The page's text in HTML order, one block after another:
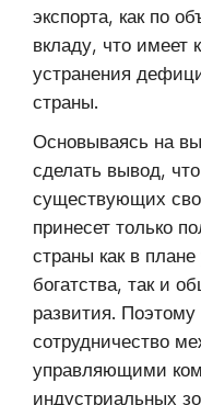
экспорта, как по
вкладу, что имеет
устранения
страны.
Основываясь на
сделать вывод,
существующих
принесет только
страны как в
богатства, так и
развития.
сотрудничество
управляющими
индустриальных